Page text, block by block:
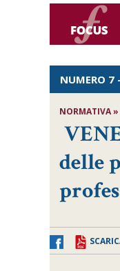
NUMERO 7
NORMATIVA »
delle